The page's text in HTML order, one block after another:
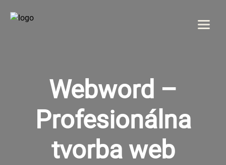
Menu
SLUŽBY
Webword –
Profesionálna
tvorba web